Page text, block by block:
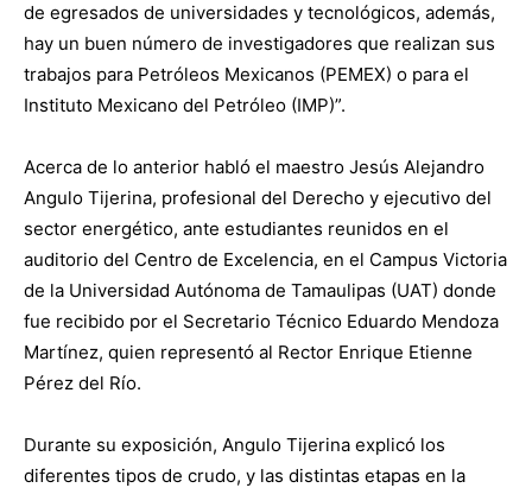
de egresados de universidades y tecnológicos, además,
hay un buen número de investigadores que realizan sus
trabajos para Petróleos Mexicanos (PEMEX) o para el
Instituto Mexicano del Petróleo (IMP)”.
Acerca de lo anterior habló el maestro Jesús Alejandro
Angulo Tijerina, profesional del Derecho y ejecutivo del
sector energético, ante estudiantes reunidos en el
auditorio del Centro de Excelencia, en el Campus Victoria
de la Universidad Autónoma de Tamaulipas (UAT) donde
fue recibido por el Secretario Técnico Eduardo Mendoza
Martínez, quien representó al Rector Enrique Etienne
Pérez del Río.
Durante su exposición, Angulo Tijerina explicó los
diferentes tipos de crudo, y las distintas etapas en la